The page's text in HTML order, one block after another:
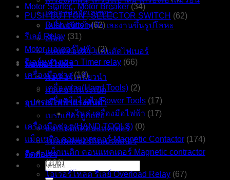
เครื่องมือวัดเลเซอร์
เครื่องเจียรไฟฟ้าและงานขึ้นรูปโลหะ
เลื่อย
แท่นตัดองศา, แท่นตัดไฟเบอร์
มอเตอร์ไฟฟ้า
มอเตอร์เหนี่ยวนำ
มอเตอร์กันระเบิด
อุปกรณ์ไฟฟ้าแรงดันต่ำ
เบรกเกอร์ลูกย่อย
แมกเนติกคอนแทคเตอร์
โมลเคสเซอร์กิตเบรกเกอร์
ติดต่อเรา
ค้นหา:
Motor Starter , Motor Breaker (34)
PUSH BUTTON , SELECTOR SWITCH (62)
Push button (62)
รีเลย์ Relay (31)
Motor มอเตอร์ไฟฟ้า (2)
รีเลย์หน่วงเวลา Timer relay (66)
เครื่องมือช่าง (19)
เครื่องช่าง(Hand Tools) (2)
เครื่องมือไฟฟ้า(Power Tools (17)
อะไหล่ เครื่องมือไฟฟ้า (17)
เครื่องมือช่าง (HAND TOOLS) (0)
แม็กเนติก คอนแทคเตอร์ Magnetic Contactor (174)
แม็กเนติก คอนแทคเตอร์ Magnetic contractor
(106)
โอเวอร์โหลด รีเลย์ Overload Relay (67)